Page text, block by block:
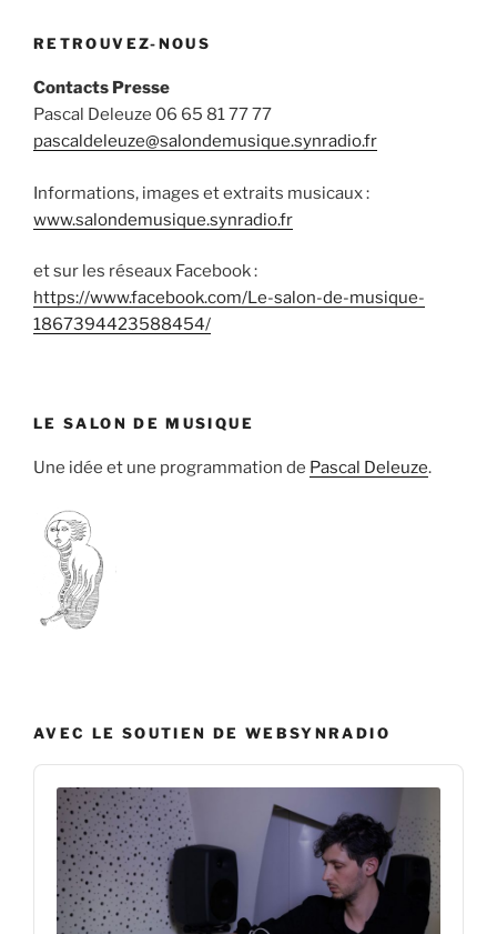
RETROUVEZ-NOUS
Contacts Presse
Pascal Deleuze 06 65 81 77 77
pascaldeleuze@salondemusique.synradio.fr
Informations, images et extraits musicaux :
www.salondemusique.synradio.fr
et sur les réseaux Facebook :
https://www.facebook.com/Le-salon-de-musique-
1867394423588454/
LE SALON DE MUSIQUE
Une idée et une programmation de Pascal Deleuze.
AVEC LE SOUTIEN DE WEBSYNRADIO
Audio
Player